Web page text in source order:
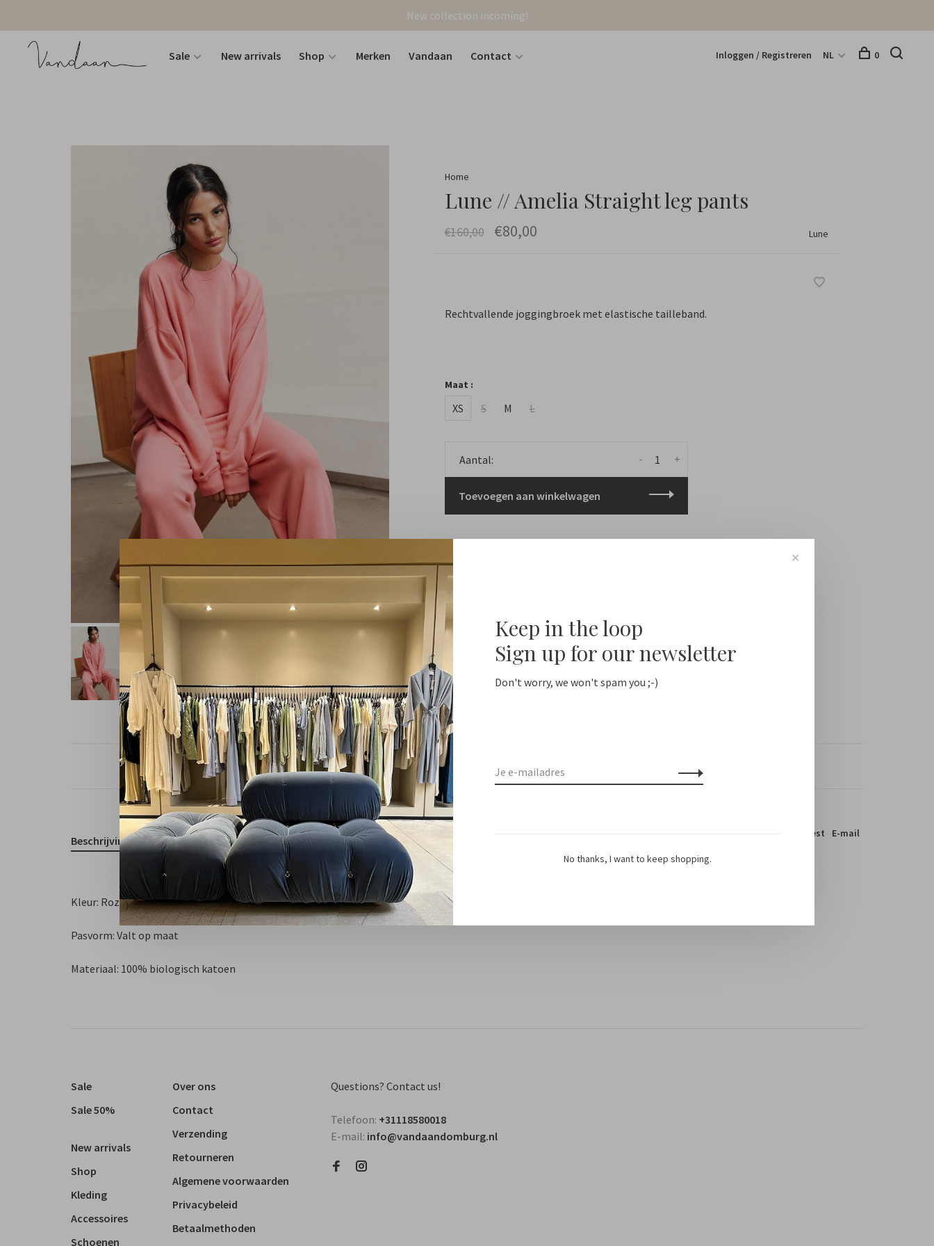
New collection incoming!
Sale New arrivals Shop Merken Vandaan Contact Inloggen / Registreren NL 0
Home
Lune // Amelia Straight leg pants
€160,00 €80,00 Lune
Rechtvallende joggingbroek met elastische tailleband.
Maat :
XS S M L
Aantal: +
-
Toevoegen aan winkelwagen
Free shipping from NL €100 / EU1 €200 Delivery time NL 1-2 days / EU 1-3 days
Pinterest E-mail
Beschrijving
Kleur: Roze
Pasvorm: Valt op maat
Materiaal: 100% biologisch katoen
Sale
Sale 50%
New arrivals
Shop
Kleding
Accessoires
Schoenen
Over ons
Contact
Verzending
Retourneren
Algemene voorwaarden
Privacybeleid
Betaalmethoden
Questions? Contact us!
Telefoon: +31118580018
E-mail: info@vandaandomburg.nl
✕
Keep in the loop
Sign up for our newsletter
Don't worry, we won't spam you ;-)
No thanks, I want to keep shopping.